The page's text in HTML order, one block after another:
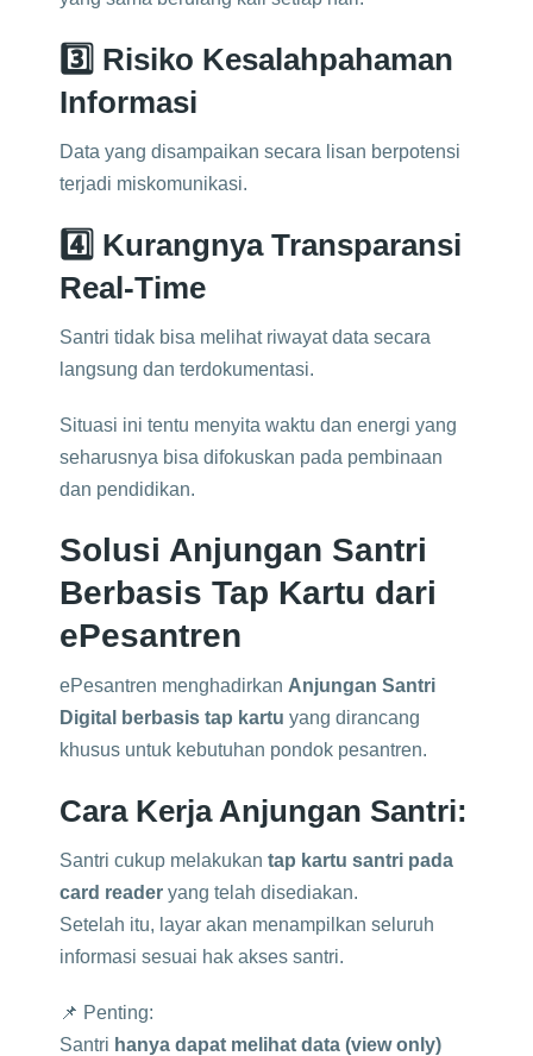
3️⃣ Risiko Kesalahpahaman
Informasi
Data yang disampaikan secara lisan berpotensi
terjadi miskomunikasi.
4️⃣ Kurangnya Transparansi
Real-Time
Santri tidak bisa melihat riwayat data secara
langsung dan terdokumentasi.
Situasi ini tentu menyita waktu dan energi yang
seharusnya bisa difokuskan pada pembinaan
dan pendidikan.
Solusi Anjungan Santri
Berbasis Tap Kartu dari
ePesantren
ePesantren menghadirkan Anjungan Santri
Digital berbasis tap kartu yang dirancang
khusus untuk kebutuhan pondok pesantren.
Cara Kerja Anjungan Santri:
Santri cukup melakukan tap kartu santri pada
card reader yang telah disediakan.
Setelah itu, layar akan menampilkan seluruh
informasi sesuai hak akses santri.
📌 Penting:
Santri hanya dapat melihat data (view only)